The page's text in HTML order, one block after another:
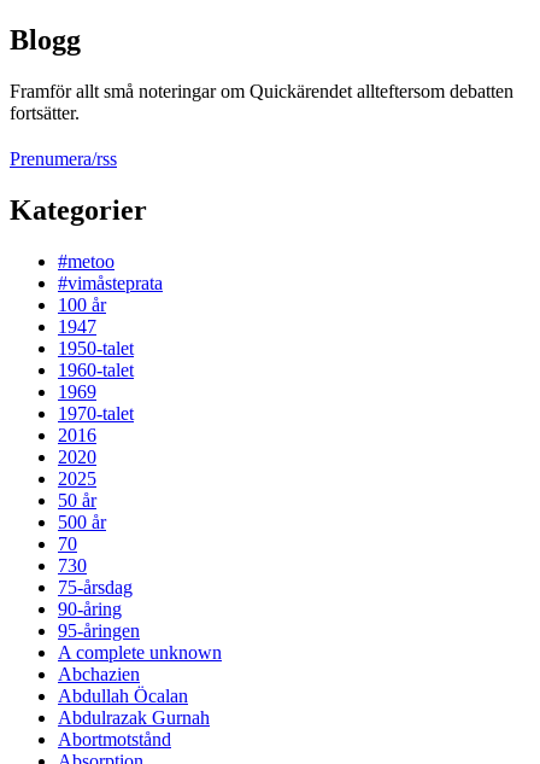
Blogg
Framför allt små noteringar om Quickärendet allteftersom debatten
fortsätter.
Prenumera/rss
Kategorier
#metoo
#vimåsteprata
100 år
1947
1950-talet
1960-talet
1969
1970-talet
2016
2020
2025
50 år
500 år
70
730
75-årsdag
90-åring
95-åringen
A complete unknown
Abchazien
Abdullah Öcalan
Abdulrazak Gurnah
Abortmotstånd